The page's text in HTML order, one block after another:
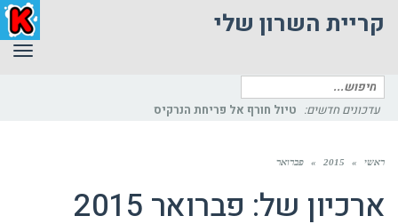
קריית השרון שלי
חיפוש
עבור:
ארכיון של: